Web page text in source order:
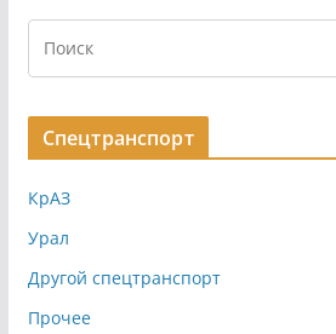
Спецтранспорт
КрАЗ
Урал
Другой спецтранспорт
Прочее